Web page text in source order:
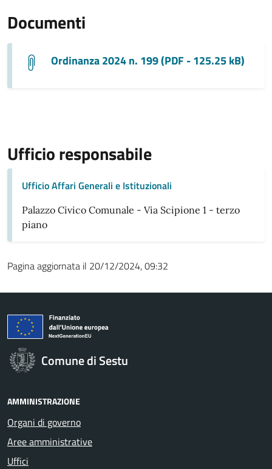
Documenti
Ordinanza 2024 n. 199 (PDF - 125.25 kB)
Ufficio responsabile
Ufficio Affari Generali e Istituzionali
Palazzo Civico Comunale - Via Scipione 1 - terzo
piano
Pagina aggiornata il 20/12/2024, 09:32
Comune di Sestu
AMMINISTRAZIONE
Organi di governo
Aree amministrative
Uffici